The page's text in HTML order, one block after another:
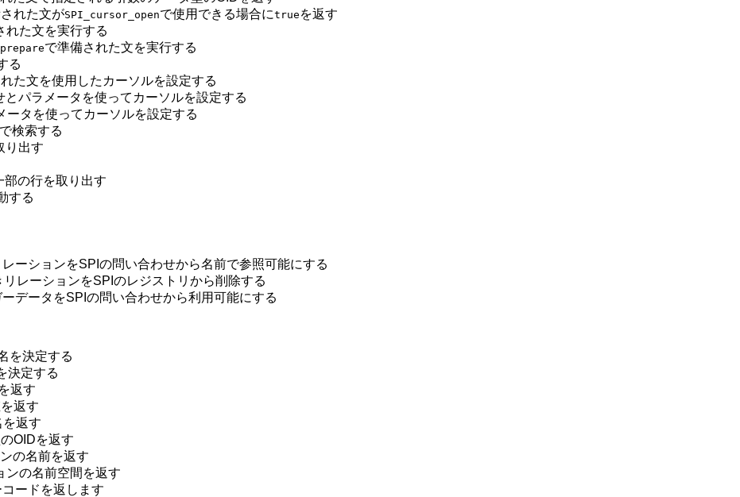
れた文がSPI_cursor_openで使用できる場合にtrue を返す
れた文を実行する
で準備された文を実行する
る
た文を使用したカーソルを設定する
パラメータを使ってカーソルを設定する
タを使ってカーソルを設定する
検索する
り出す
の行を取り出す
する
ーションをSPIの問い合わせから名前で参照可能にする
レーションをSPIのレジストリから削除する
データをSPIの問い合わせから利用可能にする
を決定する
決定する
返す
返す
返す
OIDを返す
の名前を返す
の名前空間を返す
ードを返します